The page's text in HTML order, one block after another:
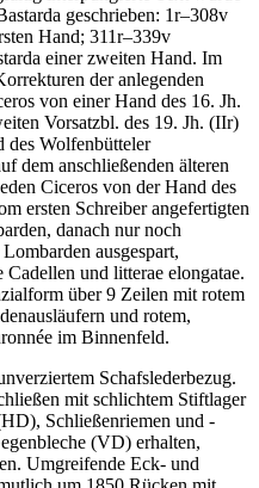
geschrieben: 1r–308v
Hand; 311r–339v
einer zweiten Hand. Im
der anlegenden
von einer Hand des 16. Jh.
Vorsatzbl. des 19. Jh. (IIr)
des Wolfenbütteler
dem anschließenden älteren
Ciceros von der Hand des
ersten Schreiber angefertigten
danach nur noch
ausgespart,
Cadellen und litterae elongatae.
über 9 Zeilen mit rotem
und rotem,
im Binnenfeld.
Schafslederbezug.
mit schlichtem Stiftlager
Schließenriemen und -
(VD) erhalten,
Umgreifende Eck- und